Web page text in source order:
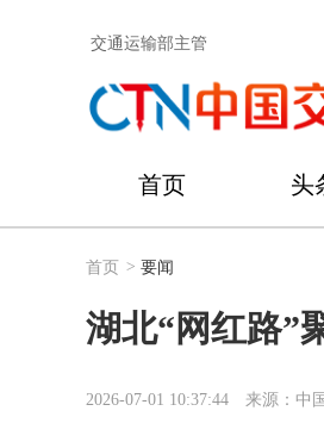
交通运输部主管
首页 头
首页 > 要闻
湖北“网红路”
2026-07-01 10:37:44 来源：中